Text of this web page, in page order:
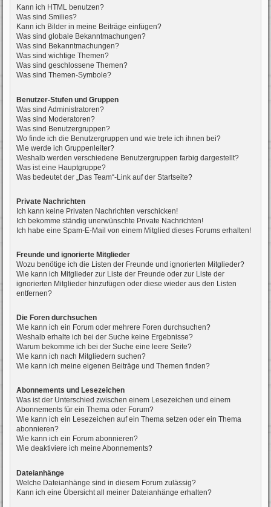
Kann ich HTML benutzen?
Was sind Smilies?
Kann ich Bilder in meine Beiträge einfügen?
Was sind globale Bekanntmachungen?
Was sind Bekanntmachungen?
Was sind wichtige Themen?
Was sind geschlossene Themen?
Was sind Themen-Symbole?
Benutzer-Stufen und Gruppen
Was sind Administratoren?
Was sind Moderatoren?
Was sind Benutzergruppen?
Wo finde ich die Benutzergruppen und wie trete ich ihnen bei?
Wie werde ich Gruppenleiter?
Weshalb werden verschiedene Benutzergruppen farbig dargestellt?
Was ist eine Hauptgruppe?
Was bedeutet der „Das Team“-Link auf der Startseite?
Private Nachrichten
Ich kann keine Privaten Nachrichten verschicken!
Ich bekomme ständig unerwünschte Private Nachrichten!
Ich habe eine Spam-E-Mail von einem Mitglied dieses Forums erhalten!
Freunde und ignorierte Mitglieder
Wozu benötige ich die Listen der Freunde und ignorierten Mitglieder?
Wie kann ich Mitglieder zur Liste der Freunde oder zur Liste der
ignorierten Mitglieder hinzufügen oder diese wieder aus den Listen
entfernen?
Die Foren durchsuchen
Wie kann ich ein Forum oder mehrere Foren durchsuchen?
Weshalb erhalte ich bei der Suche keine Ergebnisse?
Warum bekomme ich bei der Suche eine leere Seite?
Wie kann ich nach Mitgliedern suchen?
Wie kann ich meine eigenen Beiträge und Themen finden?
Abonnements und Lesezeichen
Was ist der Unterschied zwischen einem Lesezeichen und einem
Abonnements für ein Thema oder Forum?
Wie kann ich ein Lesezeichen auf ein Thema setzen oder ein Thema
abonnieren?
Wie kann ich ein Forum abonnieren?
Wie deaktiviere ich meine Abonnements?
Dateianhänge
Welche Dateianhänge sind in diesem Forum zulässig?
Kann ich eine Übersicht all meiner Dateianhänge erhalten?